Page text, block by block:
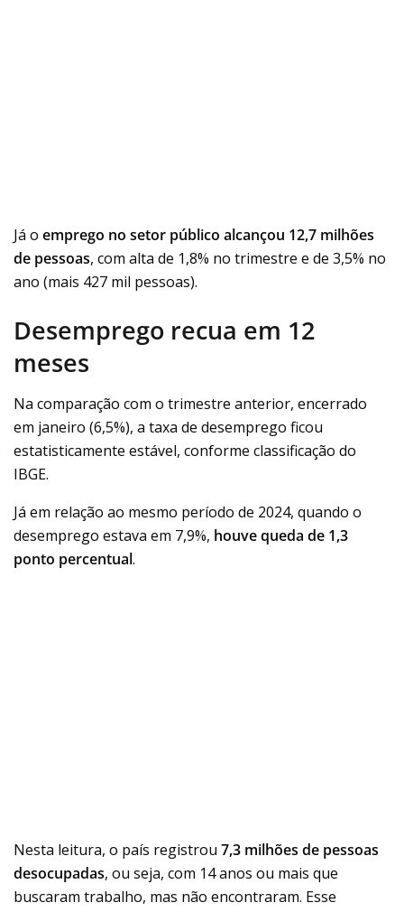
Já o emprego no setor público alcançou 12,7 milhões
de pessoas, com alta de 1,8% no trimestre e de 3,5% no
ano (mais 427 mil pessoas).
Desemprego recua em 12
meses
Na comparação com o trimestre anterior, encerrado
em janeiro (6,5%), a taxa de desemprego ficou
estatisticamente estável, conforme classificação do
IBGE.
Já em relação ao mesmo período de 2024, quando o
desemprego estava em 7,9%, houvequeda de 1,3
ponto percentual.
Nesta leitura, o país registrou 7,3 milhões de pessoas
desocupadas, ou seja, com 14 anos ou mais que
buscaram trabalho, mas não encontraram. Esse